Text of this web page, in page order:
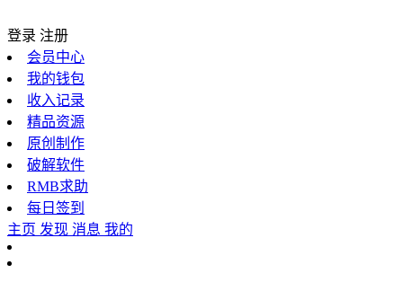
登录 注册
会员中心
我的钱包
收入记录
精品资源
原创制作
破解软件
RMB求助
每日签到
主页 发现 消息 我的